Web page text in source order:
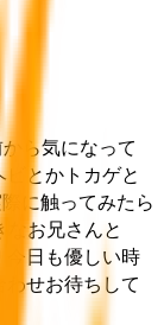
ら気になって
とかトカゲと
に触ってみたら
お兄さんと
今日も優しい時
せお待ちして